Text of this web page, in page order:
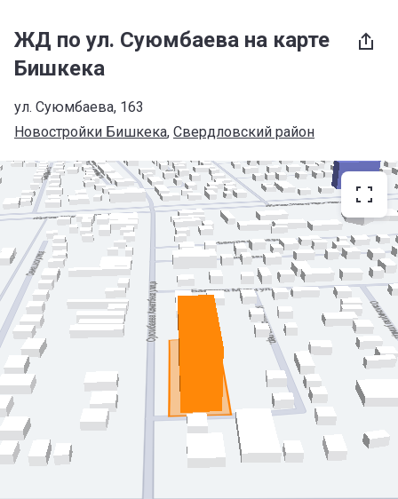
ЖД по ул. Суюмбаева на карте
Бишкека
ул. Суюмбаева, 163
Новостройки Бишкека, Свердловский район